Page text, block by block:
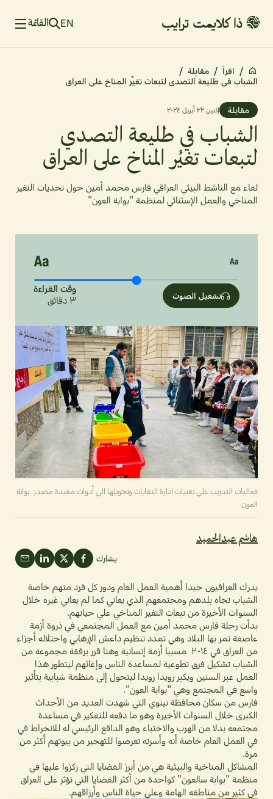
القائمة EN
/ اقرأ / مقابلة /
الشباب في طليعة التصدي لتبعات تغيُر المناخ على العراق
مقابلة إثنين ٢٢ أبريل ٢٠٢٤
الشباب في طليعة التصدي
لتبعات تغيُر المناخ على العراق
لقاء مع الناشط البيئي العراقي فارس محمد أمين حول تحديات التغير
المناخي والعمل الإسثنائي لمنظمة "بوابة العون"
فعاليات التدريب علي تقنيات ادارة النفايات وتحويلها الي أدوات مفيدة مصدر: بوابة
العون
هاشم عبدالحميد
يشارك
يدرك العراقيون جيدا أهمية العمل العام ودور كل فرد منهم خاصة
الشباب تجاه بلدهم ومجتمعهم الذي يعاني كما لم يعاني غيره خلال
السنوات الأخيرة من تبعات التغير المناخي علي حياتهم.
بدأت رحلة فارس محمد أمين مع العمل المجتمعي في ذروة أزمة
عاصفة تمر بها البلاد وهي تمدد تنظيم داعش الإرهابي واحتلاله أجزاء
من العراق في ۲۰۱٤ مسببا أزمة إنسانية وهنا قرر برفقة مجموعة من
الشباب تشكيل فرق تطوعية لمساعدة الناس وإغاثهم ليتطور هذا
العمل عبر السنين ويكبر رويدا رويدا ليتحول إلى منظمة شبابية بتأثير
واسع في المجتمع وهي "بوابة العون".
فارس من سكان محافظة نينوي التي شهدت العديد من الأحداث
الكبرى خلال السنوات الأخيرة وهو ما دفعه للتفكير في مساعدة
مجتمعه بدلا من الهرب والاختباء وهو الدافع الرئيسي له للانخراط في
في العمل العام خاصة أنه وأسرته تعرضوا للتهجير من بيوتهم أكثر من
مرة.
المشاكل المناخية والبيئية هي من أبرز القضايا التي ركزوا عليها في
منظمة "بوابة سالعون" كواحدة من أكثر القضايا التي تؤثر على العراق
في كثير من مناطقه الهامة وعلى حياة الناس وأرزاقهم.
تشغيل الصوت
وقت القراءة
٣ دقائق